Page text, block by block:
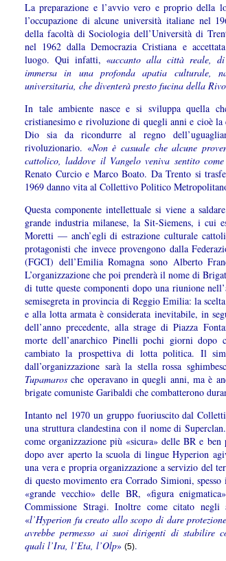
La preparazione e l’avvio vero e proprio della
l’occupazione di alcune università italiane nel
della facoltà di Sociologia dell’Università di
nel 1962 dalla Democrazia Cristiana e
luogo. Qui infatti, «accanto alla città reale,
immersa in una profonda apatia culturale,
universitaria, che diventerà presto fucina della
In tale ambiente nasce e si sviluppa quella
cristianesimo e rivoluzione di quegli anni e cioè la
Dio sia da ricondurre al regno
rivoluzionario. «Non è casuale che alcune
cattolico, laddove il Vangelo veniva sentito
Renato Curcio e Marco Boato. Da Trento si
1969 danno vita al Collettivo Politico
Questa componente intellettuale si viene a
grande industria milanese, la Sit-Siemens, i cui
Moretti — anch’egli di estrazione culturale
protagonisti che invece provengono dalla
(FGCI) dell’Emilia Romagna sono Alberto
L’organizzazione che poi prenderà il nome di
di tutte queste componenti dopo una riunione
semisegreta in provincia di Reggio Emilia: la
e alla lotta armata è considerata inevitabile, in
dell’anno precedente, alla strage di Piazza
morte dell’anarchico Pinelli pochi giorni dopo
cambiato la prospettiva di lotta politica. Il
dall’organizzazione sarà la stella rossa
Tupamaros che operavano in quegli anni, ma è
brigate comuniste Garibaldi che combatterono
Intanto nel 1970 un gruppo fuoriuscito dal
una struttura clandestina con il nome di
come organizzazione più «sicura» delle BR e
dopo aver aperto la scuola di lingue Hyperion
una vera e propria organizzazione a servizio del
di questo movimento era Corrado Simioni,
«grande vecchio» delle BR, «figura
Commissione Stragi. Inoltre come citato
«l’Hyperion fu creato allo scopo di dare
avrebbe permesso ai suoi dirigenti di stabilire
quali l’Ira, l’Eta, l’Olp» (5).